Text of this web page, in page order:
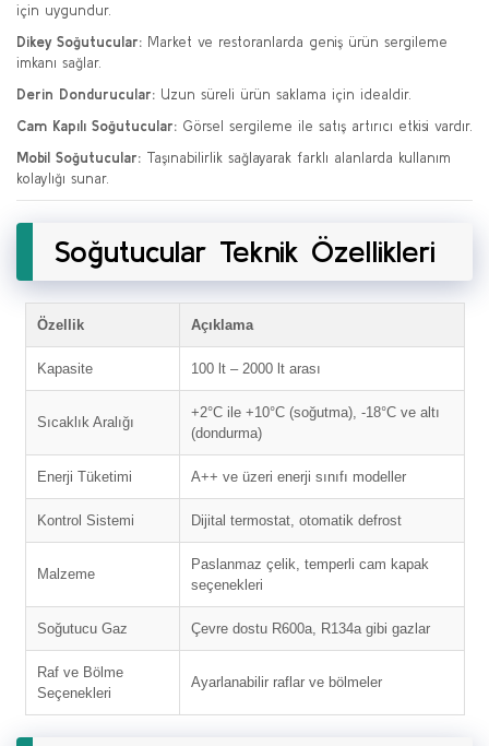
için uygundur.
Dikey Soğutucular: Market ve restoranlarda geniş ürün sergileme
imkanı sağlar.
Derin Dondurucular: Uzun süreli ürün saklama için idealdir.
Cam Kapılı Soğutucular: Görsel sergileme ile satış artırıcı etkisi vardır.
Mobil Soğutucular: Taşınabilirlik sağlayarak farklı alanlarda kullanım
kolaylığı sunar.
Soğutucular Teknik Özellikleri
Özellik Açıklama
Kapasite 100 lt – 2000 lt arası
Sıcaklık Aralığı
+2°C ile +10°C (soğutma), -18°C ve altı
(dondurma)
Enerji Tüketimi A++ ve üzeri enerji sınıfı modeller
Kontrol Sistemi Dijital termostat, otomatik defrost
Malzeme
Paslanmaz çelik, temperli cam kapak
seçenekleri
Soğutucu Gaz Çevre dostu R600a, R134a gibi gazlar
Raf ve Bölme
Seçenekleri
Ayarlanabilir raflar ve bölmeler